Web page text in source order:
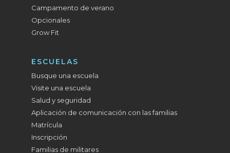
Campamento de verano
Opcionales
Grow Fit
ESCUELAS
Busque una escuela
Visite una escuela
Salud y seguridad
Aplicación de comunicación con las familias
Matrícula
Inscripción
Familias de militares